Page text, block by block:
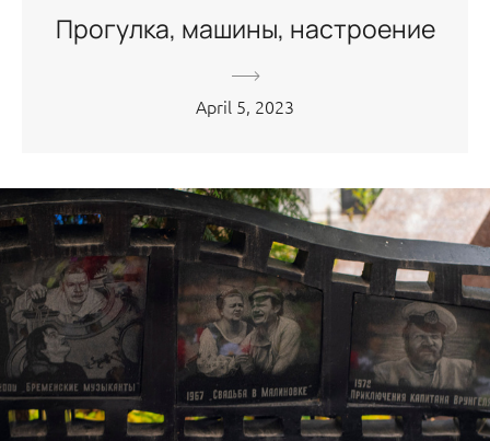
Прогулка, машины, настроение
April 5, 2023